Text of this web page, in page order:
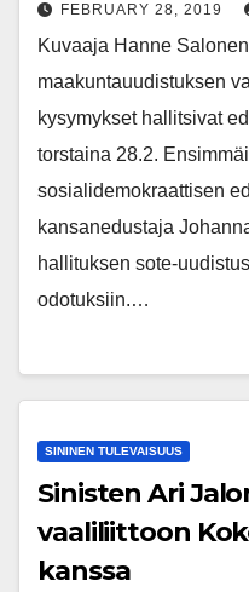
FEBRUARY 28, 2019
Kuvaaja Hanne
maakuntauudistuksen
kysymykset hallitsivat
torstaina 28.2.
sosialidemokraattisen
kansanedustaja
hallituksen sote-
odotuksiin.…
SININEN TULEVAISUUS
Sinisten Ari
vaaliliittoon
kanssa